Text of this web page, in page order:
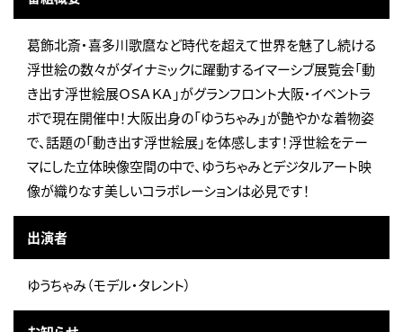
葛飾北斎・喜多川歌麿など時代を超えて世界を魅了し続ける
浮世絵の数々がダイナミックに躍動するイマーシブ展覧会「動
き出す浮世絵展ＯＳＡＫＡ」がグランフロント大阪・イベントラ
ボで現在開催中！大阪出身の「ゆうちゃみ」が艶やかな着物姿
で、話題の「動き出す浮世絵展」を体感します！浮世絵をテー
マにした立体映像空間の中で、ゆうちゃみとデジタルアート映
像が織りなす美しいコラボレーションは必見です！
出演者
ゆうちゃみ（モデル・タレント）